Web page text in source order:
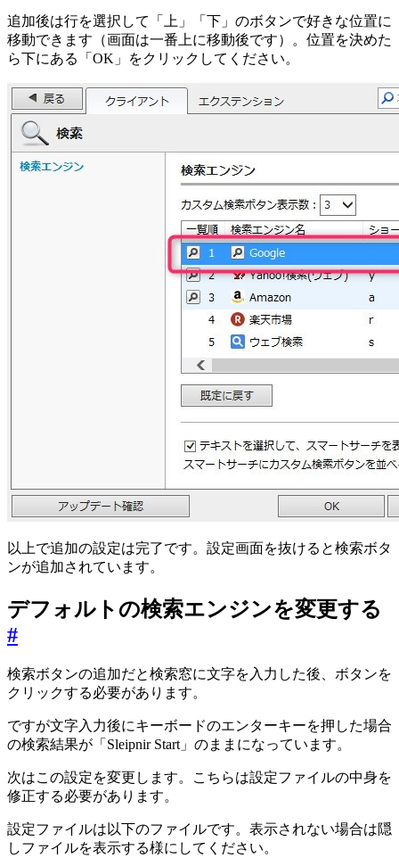
追加後は行を選択して「上」「下」のボタンで好きな位置に
移動できます（画面は一番上に移動後です）。位置を決めた
ら下にある「OK」をクリックしてください。
以上で追加の設定は完了です。設定画面を抜けると検索ボタ
ンが追加されています。
デフォルトの検索エンジンを変更する
#
検索ボタンの追加だと検索窓に文字を入力した後、ボタンを
クリックする必要があります。
ですが文字入力後にキーボードのエンターキーを押した場合
の検索結果が「Sleipnir Start」のままになっています。
次はこの設定を変更します。こちらは設定ファイルの中身を
修正する必要があります。
設定ファイルは以下のファイルです。表示されない場合は隠
しファイルを表示する様にしてください。